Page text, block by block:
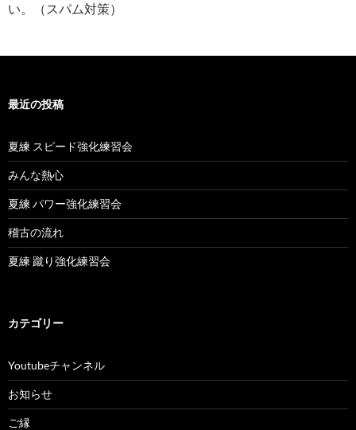
い。（スパム対策）
最近の投稿
夏練 スピード強化練習会
みんな熱心
夏練 パワー強化練習会
稽古の流れ
夏練 蹴り強化練習会
カテゴリー
Youtubeチャンネル
お知らせ
ご縁